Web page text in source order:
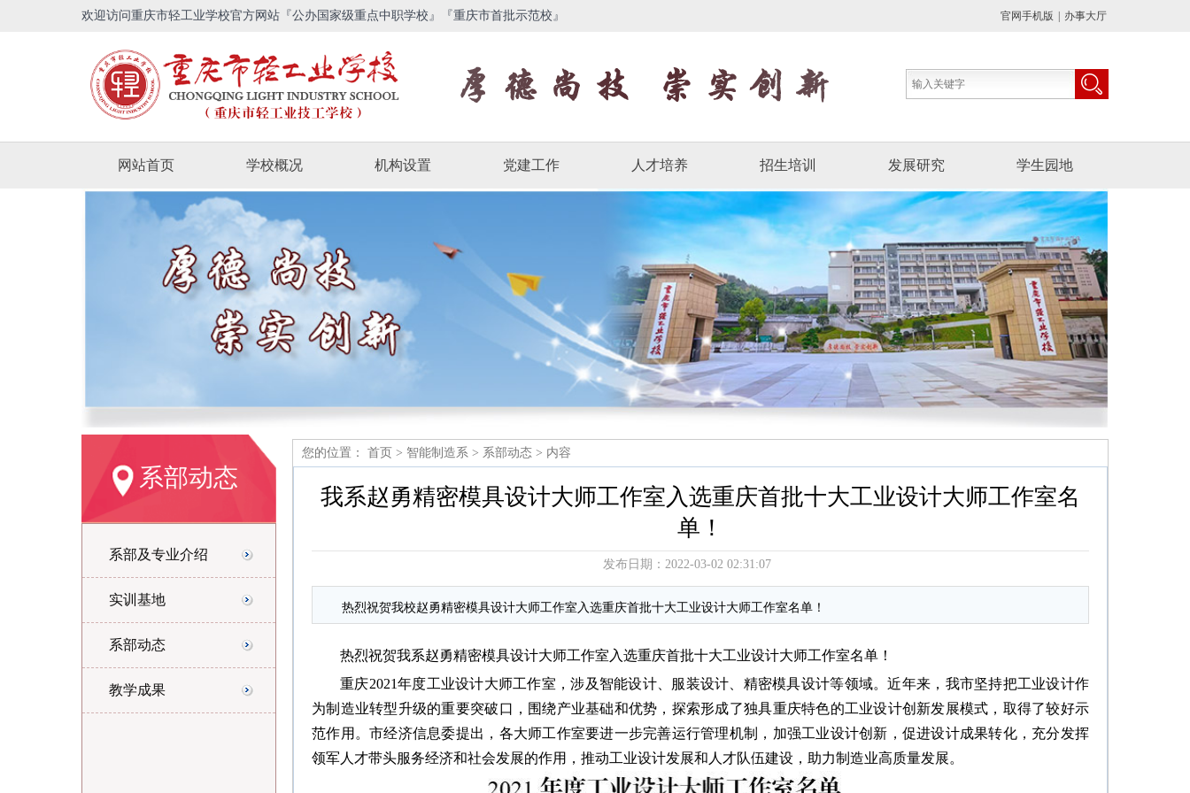
欢迎访问重庆市轻工业学校官方网站『公办国家级重点中职学校』『重庆市首批示范校』 官网手机版 办事大厅
网站首页 学校概况 机构设置 党建工作 人才培养 招生培训 发展研究 学生园地
系部动态
系部及专业介绍
实训基地
系部动态
教学成果
您的位置： 首页 > 智能制造系 > 系部动态 > 内容
我系赵勇精密模具设计大师工作室入选重庆首批十大工业设计大师工作室名
单！
发布日期：2022-03-02 02:31:07
热烈祝贺我校赵勇精密模具设计大师工作室入选重庆首批十大工业设计大师工作室名单！
热烈祝贺我系赵勇精密模具设计大师工作室入选重庆首批十大工业设计大师工作室名单！
重庆2021年度工业设计大师工作室，涉及智能设计、服装设计、精密模具设计等领域。近年来，我市坚持把工业设计作
为制造业转型升级的重要突破口，围绕产业基础和优势，探索形成了独具重庆特色的工业设计创新发展模式，取得了较好示
范作用。市经济信息委提出，各大师工作室要进一步完善运行管理机制，加强工业设计创新，促进设计成果转化，充分发挥
领军人才带头服务经济和社会发展的作用，推动工业设计发展和人才队伍建设，助力制造业高质量发展。